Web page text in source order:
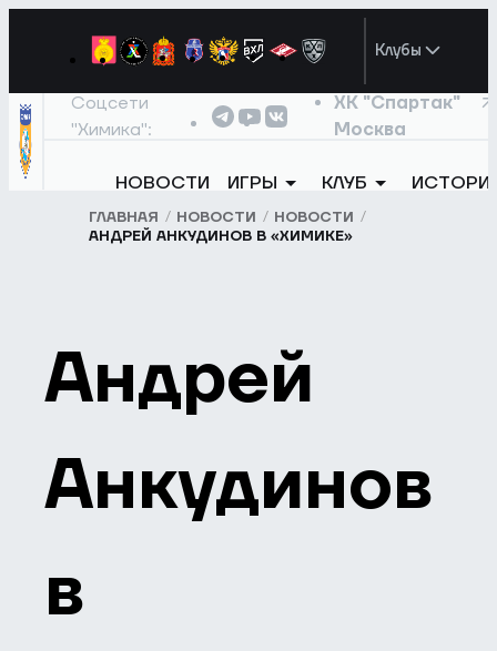
Клубы
Соцсети
"Химика":
ХК "Спартак"
Москва
НОВОСТИ ИГРЫ КЛУБ
ГЛАВНАЯ НОВОСТИ
НОВОСТИ
АНДРЕЙ АНКУДИНОВ В «ХИМИКЕ»
Андрей
Анкудинов
в